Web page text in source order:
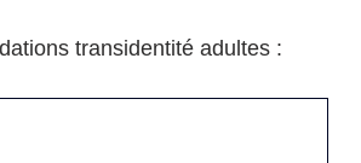
transidentité adultes :